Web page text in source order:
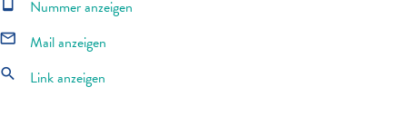
Nummer anzeigen
mail_outline Mail anzeigen
search Link anzeigen